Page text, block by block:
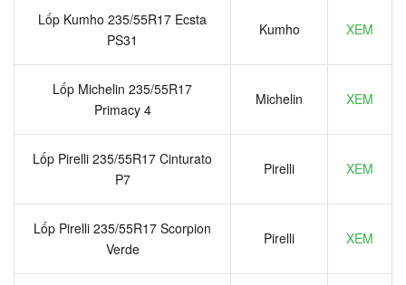
Lốp Kumho 235/55R17 Ecsta
PS31
Kumho XEM
Lốp Michelin 235/55R17
Primacy 4
Michelin XEM
Lốp Pirelli 235/55R17 Cinturato
P7
Pirelli XEM
Lốp Pirelli 235/55R17 Scorpion
Verde
Pirelli XEM